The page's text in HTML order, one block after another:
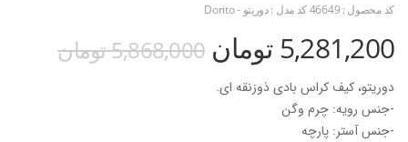
کد محصول : 46649کد مدل :دوریتو - Dorito
5,281,200 تومان 5,868,000 تومان
دوریتو، کیف کراس بادی ذوزنقه ای.
-جنس رویه: چرم وگن
-جنس آستر: پارچه